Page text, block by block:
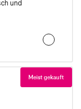
Meist gekauft